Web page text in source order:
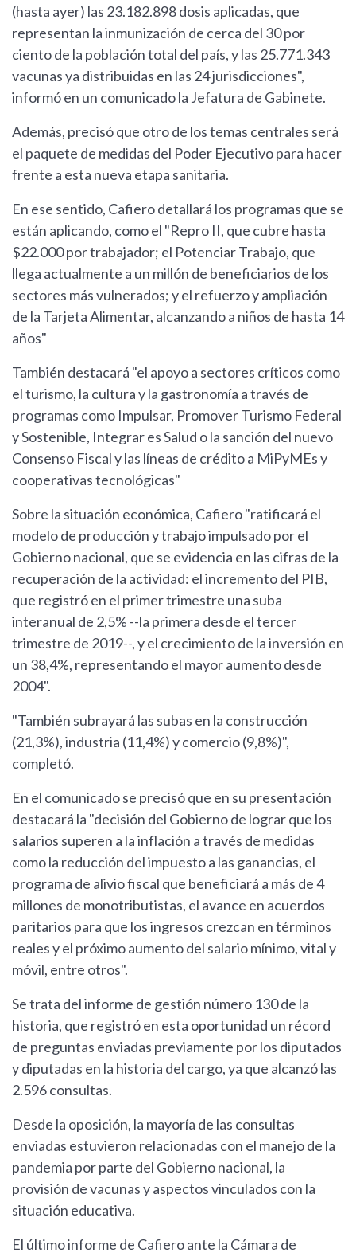
(hasta ayer) las 23.182.898 dosis aplicadas, que
representan la inmunización de cerca del 30 por
ciento de la población total del país, y las 25.771.343
vacunas ya distribuidas en las 24 jurisdicciones",
informó en un comunicado la Jefatura de Gabinete.
Además, precisó que otro de los temas centrales será
el paquete de medidas del Poder Ejecutivo para hacer
frente a esta nueva etapa sanitaria.
En ese sentido, Cafiero detallará los programas que se
están aplicando, como el "Repro II, que cubre hasta
$22.000 por trabajador; el Potenciar Trabajo, que
llega actualmente a un millón de beneficiarios de los
sectores más vulnerados; y el refuerzo y ampliación
de la Tarjeta Alimentar, alcanzando a niños de hasta 14
años"
También destacará "el apoyo a sectores críticos como
el turismo, la cultura y la gastronomía a través de
programas como Impulsar, Promover Turismo Federal
y Sostenible, Integrar es Salud o la sanción del nuevo
Consenso Fiscal y las líneas de crédito a MiPyMEs y
cooperativas tecnológicas"
Sobre la situación económica, Cafiero "ratificará el
modelo de producción y trabajo impulsado por el
Gobierno nacional, que se evidencia en las cifras de la
recuperación de la actividad: el incremento del PIB,
que registró en el primer trimestre una suba
interanual de 2,5% --la primera desde el tercer
trimestre de 2019--, y el crecimiento de la inversión en
un 38,4%, representando el mayor aumento desde
2004".
"También subrayará las subas en la construcción
(21,3%), industria (11,4%) y comercio (9,8%)",
completó.
En el comunicado se precisó que en su presentación
destacará la "decisión del Gobierno de lograr que los
salarios superen a la inflación a través de medidas
como la reducción del impuesto a las ganancias, el
programa de alivio fiscal que beneficiará a más de 4
millones de monotributistas, el avance en acuerdos
paritarios para que los ingresos crezcan en términos
reales y el próximo aumento del salario mínimo, vital y
móvil, entre otros".
Se trata del informe de gestión número 130 de la
historia, que registró en esta oportunidad un récord
de preguntas enviadas previamente por los diputados
y diputadas en la historia del cargo, ya que alcanzó las
2.596 consultas.
Desde la oposición, la mayoría de las consultas
enviadas estuvieron relacionadas con el manejo de la
pandemia por parte del Gobierno nacional, la
provisión de vacunas y aspectos vinculados con la
situación educativa.
El último informe de Cafiero ante la Cámara de